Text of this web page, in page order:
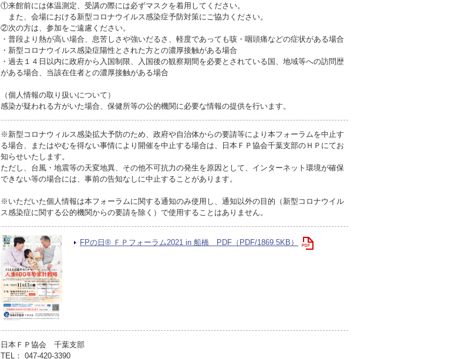
①来館前には体温測定、受講の際には必ずマスクを着用してください。
また、会場における新型コロナウイルス感染症予防対策にご協力ください。
②次の方は、参加をご遠慮ください。
・普段より熱が高い場合、息苦しさや強いだるさ、軽度であっても咳・咽頭痛などの症状がある場合
・新型コロナウイルス感染症陽性とされた方との濃厚接触がある場合
・過去１４日以内に政府から入国制限、入国後の観察期間を必要とされている国、地域等への訪問歴
がある場合、当該在住者との濃厚接触がある場合
（個人情報の取り扱いについて）
感染が疑われる方がいた場合、保健所等の公的機関に必要な情報の提供を行います。
※新型コロナウィルス感染拡大予防のため、政府や自治体からの要請等により本フォーラムを中止す
る場合、またはやむを得ない事情により開催を中止する場合は、日本ＦＰ協会千葉支部のＨＰにてお
知らせいたします。
ただし、台風・地震等の天変地異、その他不可抗力の発生を原因として、インターネット環境が確保
できない等の場合には、事前の告知なしに中止することがあります。
※いただいた個人情報は本フォーラムに関する通知のみ使用し、通知以外の目的（新型コロナウイル
ス感染症に関する公的機関からの要請を除く）で使用することはありません。
FPの日® ＦＰフォーラム2021 in 船橋 PDF（PDF/1869.5KB）
日本ＦＰ協会 千葉支部
TEL： 047-420-3390